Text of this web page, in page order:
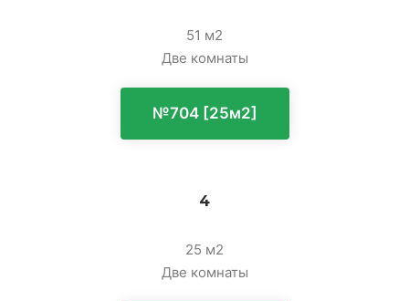
51 м2
Две комнаты
№704 [25м2]
4
25 м2
Две комнаты